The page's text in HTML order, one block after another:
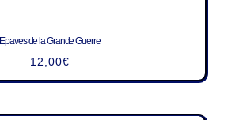
Epaves de la Grande Guerre
12,00€